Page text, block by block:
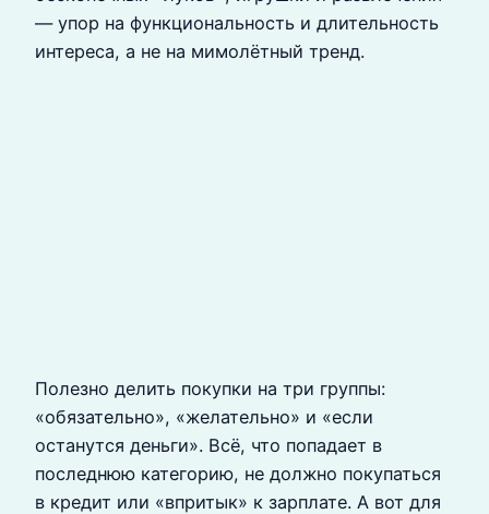
— упор на функциональность и длительность
интереса, а не на мимолётный тренд.
Полезно делить покупки на три группы:
«обязательно», «желательно» и «если
останутся деньги». Всё, что попадает в
последнюю категорию, не должно покупаться
в кредит или «впритык» к зарплате. А вот для